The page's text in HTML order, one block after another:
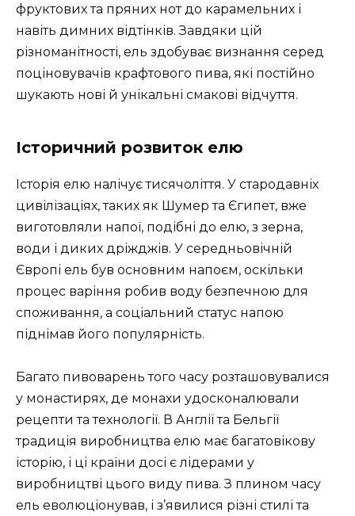
фруктових та пряних нот до карамельних і
навіть димних відтінків. Завдяки цій
різноманітності, ель здобуває визнання серед
поціновувачів крафтового пива, які постійно
шукають нові й унікальні смакові відчуття.
Історичний розвиток елю
Історія елю налічує тисячоліття. У стародавніх
цивілізаціях, таких як Шумер та Єгипет, вже
виготовляли напої, подібні до елю, з зерна,
води і диких дріжджів. У середньовічній
Європі ель був основним напоєм, оскільки
процес варіння робив воду безпечною для
споживання, а соціальний статус напою
піднімав його популярність.
Багато пивоварень того часу розташовувалися
у монастирях, де монахи удосконалювали
рецепти та технології. В Англії та Бельгії
традиція виробництва елю має багатовікову
історію, і ці країни досі є лідерами у
виробництві цього виду пива. З плином часу
ель еволюціонував, і з’явилися різні стилі та